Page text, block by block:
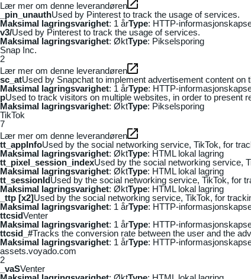
Lær mer om denne leverandøren
_pin_unauthUsed by Pinterest to track the usage of services.
Maksimal lagringsvarighet: 1 årType: HTTP-
v3/Used by Pinterest to track the usage of services.
Maksimal lagringsvarighet: ØktType: Pikselsporing
Snap Inc.
2
Lær mer om denne leverandøren
sc_atUsed by Snapchat to implement advertisement content
Maksimal lagringsvarighet: 1 årType: HTTP-
pUsed to track visitors on multiple websites, in order to present
Maksimal lagringsvarighet: ØktType: Pikselsporing
TikTok
7
Lær mer om denne leverandøren
tt_appInfoUsed by the social networking service, TikTok, for
Maksimal lagringsvarighet: ØktType: HTML lokal lagring
tt_pixel_session_indexUsed by the social networking service,
Maksimal lagringsvarighet: ØktType: HTML lokal lagring
tt_sessionIdUsed by the social networking service, TikTok, for
Maksimal lagringsvarighet: ØktType: HTML lokal lagring
_ttp [x2]Used by the social networking service, TikTok, for
Maksimal lagringsvarighet: 1 årType: HTTP-
ttcsidVenter
Maksimal lagringsvarighet: 1 årType: HTTP-
ttcsid_#Tracks the conversion rate between the user and the
Maksimal lagringsvarighet: 1 årType: HTTP-
assets.voyado.com
2
_vaSVenter